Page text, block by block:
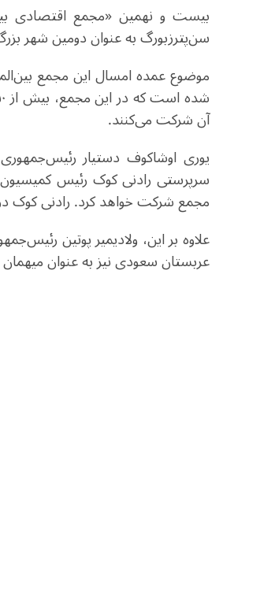
بیست و نهمین «مجمع اقتصادی
سن‌پترزبورگ به عنوان دومین شهر
موضوع عمده امسال این مجمع
آن شرکت می‌کنند.
یوری اوشاکوف دستیار
سرپرستی رادنی کوک رئیس کمیسیون
مجمع شرکت خواهد کرد. رادنی کوک
علاوه بر این، ولادیمیر پوتین
عربستان سعودی نیز به عنوان